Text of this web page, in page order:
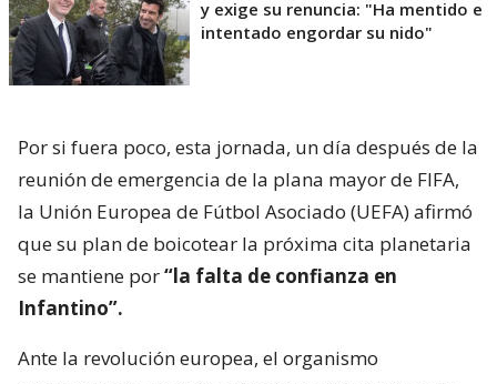
y exige su renuncia: "Ha mentido e
intentado engordar su nido"
Por si fuera poco, esta jornada, un día después de la
reunión de emergencia de la plana mayor de FIFA,
la Unión Europea de Fútbol Asociado (UEFA) afirmó
que su plan de boicotear la próxima cita planetaria
se mantiene por“la falta de confianza en
Infantino”.
Ante la revolución europea, el organismo